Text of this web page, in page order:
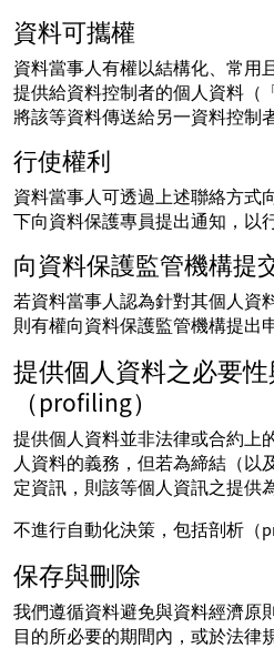
資料可攜權
資料當事人有權以結構化、常用
提供給資料控制者的個人資料（
將該等資料傳送給另一資料控制者
行使權利
資料當事人可透過上述聯絡方式
下向資料保護專員提出通知，以
向資料保護監管機構提
若資料當事人認為針對其個人資
則有權向資料保護監管機構提出
提供個人資料之必要
（profiling）
提供個人資料並非法律或合約上
人資料的義務，但若為締結（以
定資訊，則該等個人資訊之提供
不進行自動化決策，包括剖析（
保存與刪除
我們遵循資料避免與資料經濟原
目的所必要的期間內，或於法律